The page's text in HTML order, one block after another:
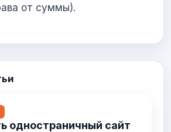
от суммы).
одностраничный сайт